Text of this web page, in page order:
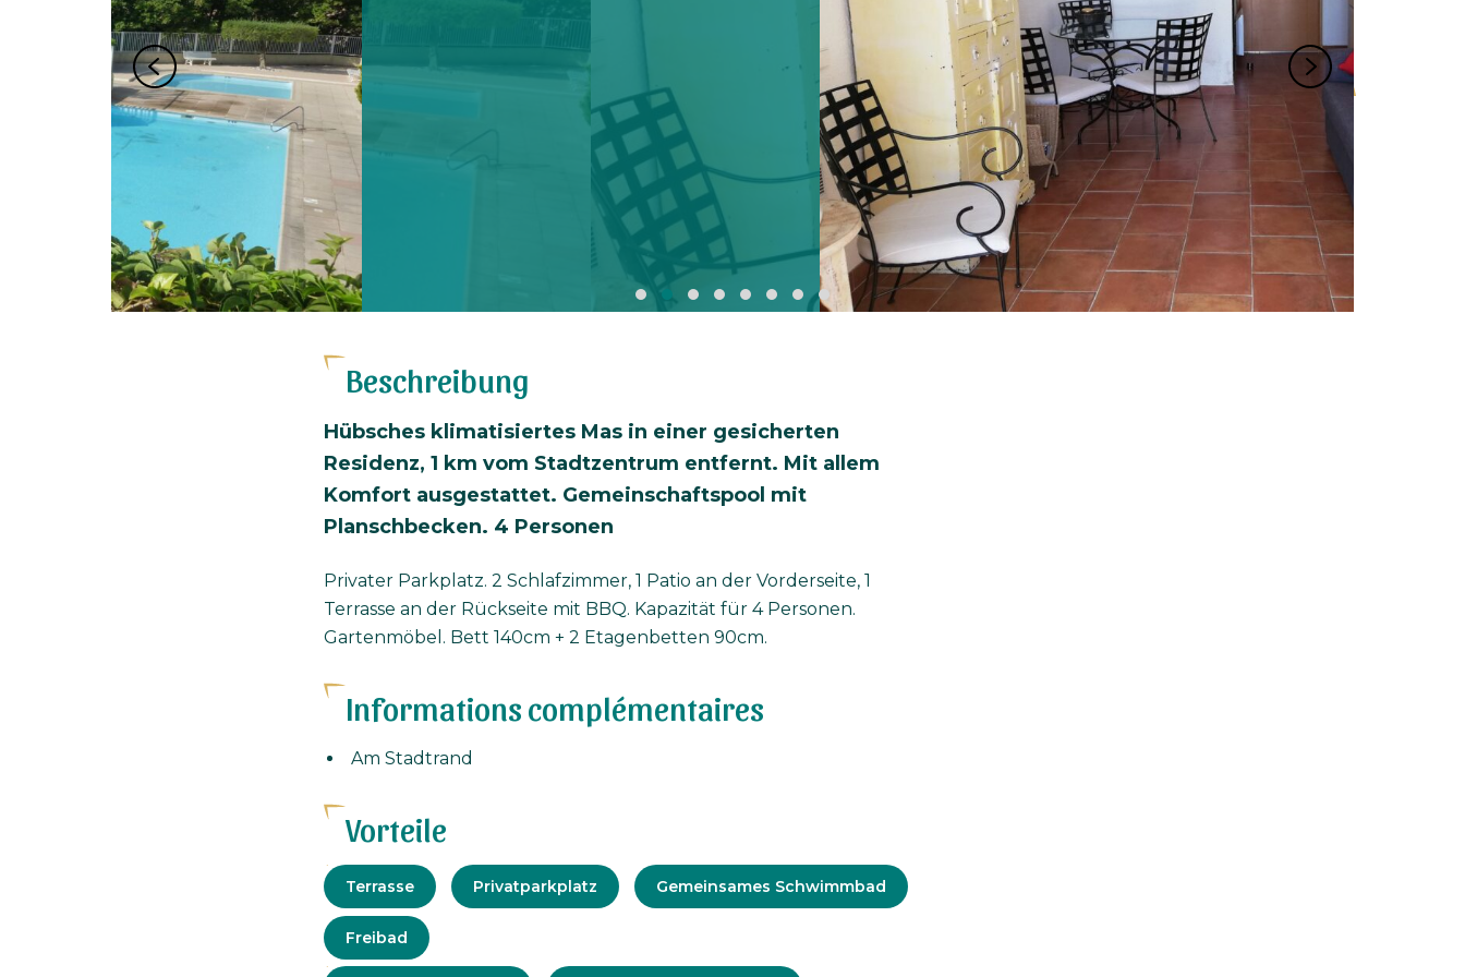
Zahlungsmittel
Standort
Beschreibung
Hübsches klimatisiertes Mas in einer gesicherten
Residenz, 1 km vom Stadtzentrum entfernt. Mit allem
Komfort ausgestattet. Gemeinschaftspool mit
Planschbecken. 4 Personen
Privater Parkplatz. 2 Schlafzimmer, 1 Patio an der Vorderseite, 1
Terrasse an der Rückseite mit BBQ. Kapazität für 4 Personen.
Gartenmöbel. Bett 140cm + 2 Etagenbetten 90cm.
Informations complémentaires
Am Stadtrand
Vorteile
Ausrüstung
Terrasse Privatparkplatz Gemeinsames Schwimmbad
Freibad
+33 (0)6 60 88 44 47
d.oliver@live.fr